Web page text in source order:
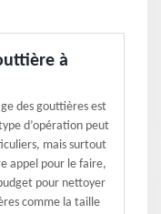
à
des gouttières est
d’opération peut
mais surtout
appel pour le faire,
pour nettoyer
comme la taille